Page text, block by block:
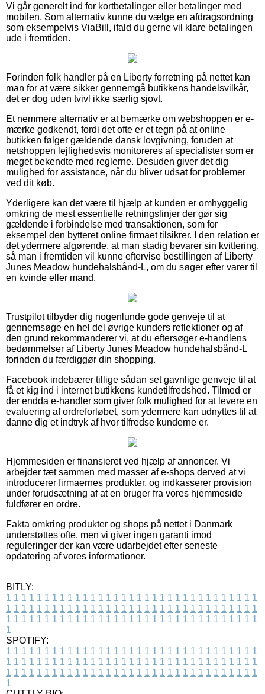
Vi går generelt ind for kortbetalinger eller betalinger med
mobilen. Som alternativ kunne du vælge en afdragsordning
som eksempelvis ViaBill, ifald du gerne vil klare betalingen
ude i fremtiden.
Forinden folk handler på en Liberty forretning på nettet kan
man for at være sikker gennemgå butikkens handelsvilkår,
det er dog uden tvivl ikke særlig sjovt.
Et nemmere alternativ er at bemærke om webshoppen er e-
mærke godkendt, fordi det ofte er et tegn på at online
butikken følger gældende dansk lovgivning, foruden at
netshoppen lejlighedsvis monitoreres af specialister som er
meget bekendte med reglerne. Desuden giver det dig
mulighed for assistance, når du bliver udsat for problemer
ved dit køb.
Yderligere kan det være til hjælp at kunden er omhyggelig
omkring de mest essentielle retningslinjer der gør sig
gældende i forbindelse med transaktionen, som for
eksempel den bytteret online firmaet tilsikrer. I den relation er
det ydermere afgørende, at man stadig bevarer sin kvittering,
så man i fremtiden vil kunne eftervise bestillingen af Liberty
Junes Meadow hundehalsbånd-L, om du søger efter varer til
en kvinde eller mand.
Trustpilot tilbyder dig nogenlunde gode genveje til at
gennemsøge en hel del øvrige kunders reflektioner og af
den grund rekommanderer vi, at du eftersøger e-handlens
bedømmelser af Liberty Junes Meadow hundehalsbånd-L
forinden du færdiggør din shopping.
Facebook indebærer tillige sådan set gavnlige genveje til at
få et kig ind i internet butikkens kundetilfredshed. Tilmed er
der endda e-handler som giver folk mulighed for at levere en
evaluering af ordreforløbet, som ydermere kan udnyttes til at
danne dig et indtryk af hvor tilfredse kunderne er.
Hjemmesiden er finansieret ved hjælp af annoncer. Vi
arbejder tæt sammen med masser af e-shops derved at vi
introducerer firmaernes produkter, og indkasserer provision
under forudsætning af at en bruger fra vores hjemmeside
fuldfører en ordre.
Fakta omkring produkter og shops på nettet i Danmark
understøttes ofte, men vi giver ingen garanti imod
reguleringer der kan være udarbejdet efter seneste
opdatering af vores informationer.
BITLY:
1 1 1 1 1 1 1 1 1 1 1 1 1 1 1 1 1 1 1 1 1 1 1 1 1 1 1 1 1 1 1 1 1
1 1 1 1 1 1 1 1 1 1 1 1 1 1 1 1 1 1 1 1 1 1 1 1 1 1 1 1 1 1 1 1 1
1 1 1 1 1 1 1 1 1 1 1 1 1 1 1 1 1 1 1 1 1 1 1 1 1 1 1 1 1 1 1 1 1
1
SPOTIFY:
1 1 1 1 1 1 1 1 1 1 1 1 1 1 1 1 1 1 1 1 1 1 1 1 1 1 1 1 1 1 1 1 1
1 1 1 1 1 1 1 1 1 1 1 1 1 1 1 1 1 1 1 1 1 1 1 1 1 1 1 1 1 1 1 1 1
1 1 1 1 1 1 1 1 1 1 1 1 1 1 1 1 1 1 1 1 1 1 1 1 1 1 1 1 1 1 1 1 1
1